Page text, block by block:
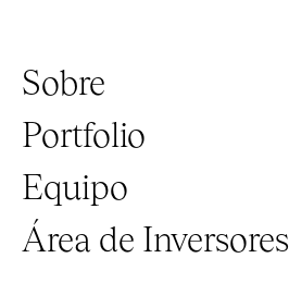
Sobre
Portfolio
Equipo
Área de Inversores